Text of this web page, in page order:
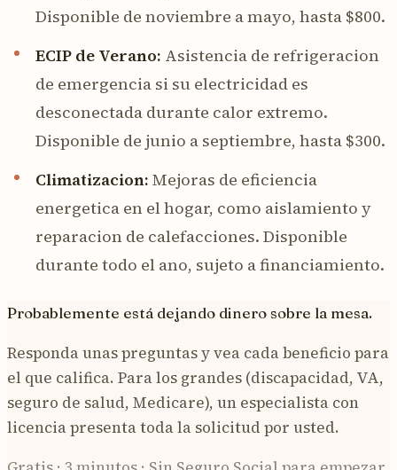
Disponible de noviembre a mayo, hasta $800.
ECIP de Verano: Asistencia de refrigeracion
de emergencia si su electricidad es
desconectada durante calor extremo.
Disponible de junio a septiembre, hasta $300.
Climatizacion: Mejoras de eficiencia
energetica en el hogar, como aislamiento y
reparacion de calefacciones. Disponible
durante todo el ano, sujeto a financiamiento.
Probablemente está dejando dinero sobre la mesa.
Responda unas preguntas y vea cada beneficio para
el que califica. Para los grandes (discapacidad, VA,
seguro de salud, Medicare), un especialista con
licencia presenta toda la solicitud por usted.